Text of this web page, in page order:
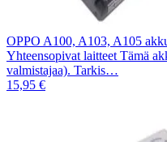
OPPO A100, A103, A105
Yhteensopivat laitteet Tämä
valmistajaa). Tarkis…
15,95 €